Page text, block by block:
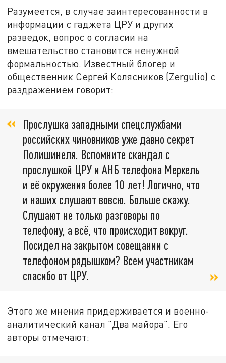
Разумеется, в случае заинтересованности в
информации с гаджета ЦРУ и других
разведок, вопрос о согласии на
вмешательство становится ненужной
формальностью. Известный блогер и
общественник Сергей Колясников (Zergulio) с
раздражением говорит:
Прослушка западными спецслужбами
российских чиновников уже давно секрет
Полишинеля. Вспомните скандал с
прослушкой ЦРУ и АНБ телефона Меркель
и её окружения более 10 лет! Логично, что
и наших слушают вовсю. Больше скажу.
Слушают не только разговоры по
телефону, а всё, что происходит вокруг.
Посидел на закрытом совещании с
телефоном рядышком? Всем участникам
спасибо от ЦРУ.
Этого же мнения придерживается и военно-
аналитический канал "Два майора". Его
авторы отмечают: